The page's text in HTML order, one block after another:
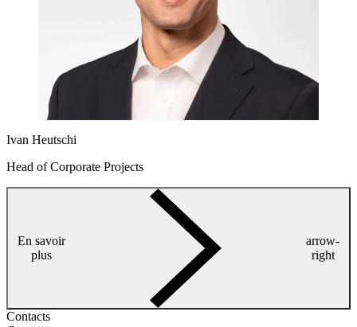
Ivan Heutschi
Head of Corporate Projects
En savoir
plus
arrow-
right
Contacts